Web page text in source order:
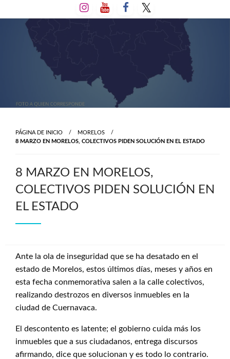
al
contenido
PÁGINA DE INICIO
MORELOS
8 MARZO EN MORELOS, COLECTIVOS PIDEN SOLUCIÓN EN EL ESTADO
8 MARZO EN MORELOS,
COLECTIVOS PIDEN SOLUCIÓN EN
EL ESTADO
Ante la ola de inseguridad que se ha desatado en el
estado de Morelos, estos últimos días, meses y años en
esta fecha conmemorativa salen a la calle colectivos,
realizando destrozos en diversos inmuebles en la
ciudad de Cuernavaca.
El descontento es latente; el gobierno cuida más los
inmuebles que a sus ciudadanos, entrega discursos
afirmando, dice que solucionan y es todo lo contrario.